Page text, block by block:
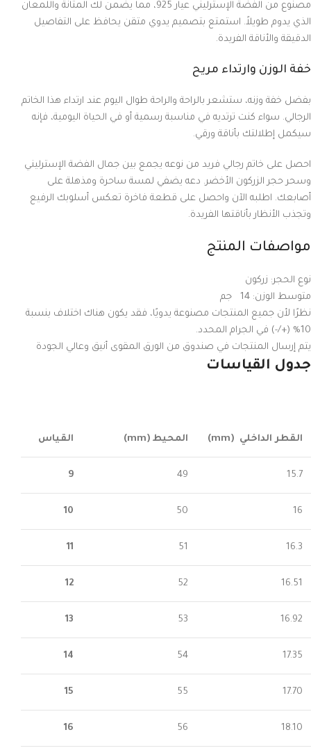
مصنوع من الفضة الإسترليني عيار 925، مما يضمن لك المتانة واللمعان
الذي يدوم طويلاً. استمتع بتصميم يدوي متقن يحافظ على التفاصيل
الدقيقة والأناقة الفريدة.
خفة الوزن وارتداء مريح
بفضل خفة وزنه، ستشعر بالراحة والراحة طوال اليوم عند ارتداء هذا الخاتم
الرجالي. سواء كنت ترتديه في مناسبة رسمية أو في الحياة اليومية، فإنه
سيكمل إطلالتك بأناقة ورقي.
احصل على خاتم رجالي فريد من نوعه يجمع بين جمال الفضة الإسترليني
وسحر حجر الزركون الأخضر. دعه يضفي لمسة ساحرة ومذهلة على
أصابعك. اطلبه الآن واحصل على قطعة فاخرة تعكس أسلوبك الرفيع
وتجذب الأنظار بأناقتها الفريدة.
مواصفات المنتج
نوع الحجر: زركون
متوسط ​​الوزن: 14 جم
نظرًا لأن جميع المنتجات مصنوعة يدويًا، فقد يكون هناك اختلاف بنسبة
10% (+/-) في الجرام المحدد.
يتم إرسال المنتجات في صندوق من الورق المقوى أنيق وعالي الجودة
جدول القياسات
القطر الداخلي (mm) المحيط (mm) القياس
15.7
49
9
16
50
10
16.3
51
11
16.51
52
12
16.92
53
13
17.35
54
14
17.70
55
15
18.10
56
16